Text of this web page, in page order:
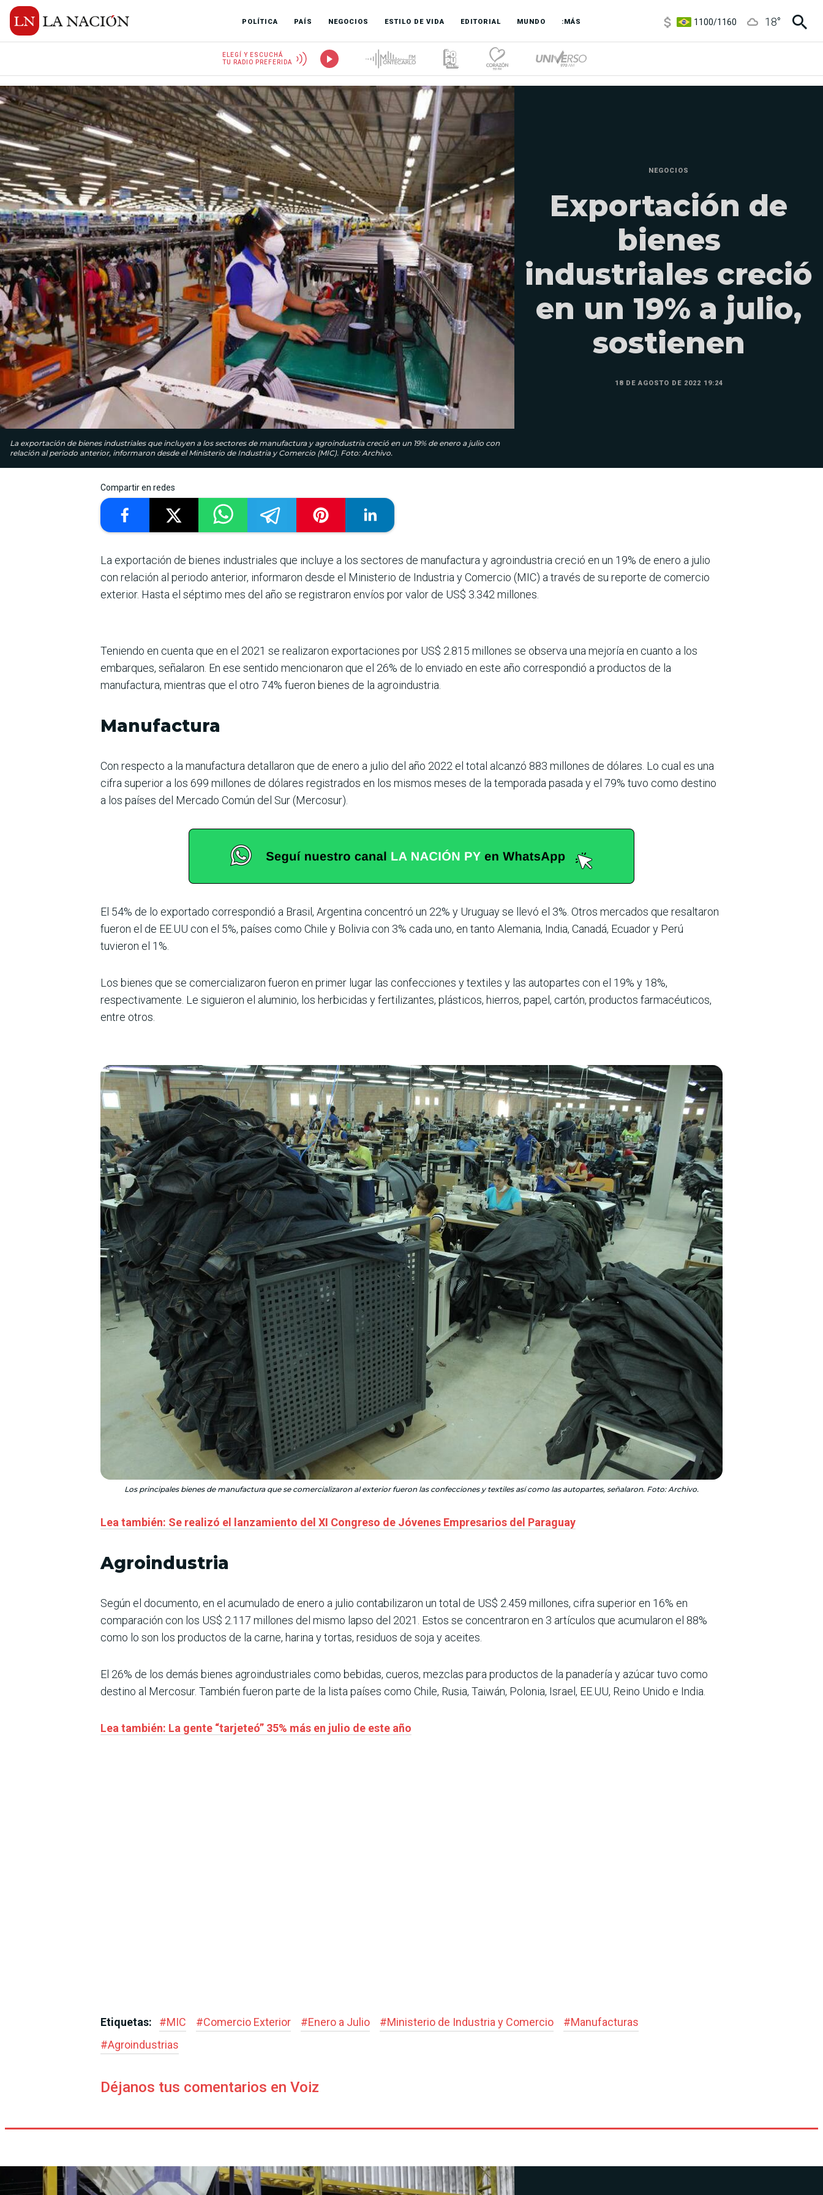
POLÍTICA PAÍS NEGOCIOS ESTILO DE VIDA EDITORIAL MUNDO :MÁS
3,8/4
18°
ELEGÍ Y ESCUCHÁ
TU RADIO PREFERIDA
La exportación de bienes industriales que incluyen a los sectores de manufactura y agroindustria creció en un 19% de enero a julio con
relación al periodo anterior, informaron desde el Ministerio de Industria y Comercio (MIC). Foto: Archivo.
NEGOCIOS
Exportación de
bienes
industriales creció
en un 19% a julio,
sostienen
18 DE AGOSTO DE 2022 19:24
Compartir en redes
La exportación de bienes industriales que incluye a los sectores de manufactura y agroindustria creció en un 19% de enero a julio
con relación al periodo anterior, informaron desde el Ministerio de Industria y Comercio (MIC) a través de su reporte de comercio
exterior. Hasta el séptimo mes del año se registraron envíos por valor de US$ 3.342 millones.
Teniendo en cuenta que en el 2021 se realizaron exportaciones por US$ 2.815 millones se observa una mejoría en cuanto a los
embarques, señalaron. En ese sentido mencionaron que el 26% de lo enviado en este año correspondió a productos de la
manufactura, mientras que el otro 74% fueron bienes de la agroindustria.
Manufactura
Con respecto a la manufactura detallaron que de enero a julio del año 2022 el total alcanzó 883 millones de dólares. Lo cual es una
cifra superior a los 699 millones de dólares registrados en los mismos meses de la temporada pasada y el 79% tuvo como destino
a los países del Mercado Común del Sur (Mercosur).
El 54% de lo exportado correspondió a Brasil, Argentina concentró un 22% y Uruguay se llevó el 3%. Otros mercados que resaltaron
fueron el de EE.UU con el 5%, países como Chile y Bolivia con 3% cada uno, en tanto Alemania, India, Canadá, Ecuador y Perú
tuvieron el 1%.
Los bienes que se comercializaron fueron en primer lugar las confecciones y textiles y las autopartes con el 19% y 18%,
respectivamente. Le siguieron el aluminio, los herbicidas y fertilizantes, plásticos, hierros, papel, cartón, productos farmacéuticos,
entre otros.
Los principales bienes de manufactura que se comercializaron al exterior fueron las confecciones y textiles así como las autopartes, señalaron. Foto: Archivo.
Lea también: Se realizó el lanzamiento del XI Congreso de Jóvenes Empresarios del Paraguay
Agroindustria
Según el documento, en el acumulado de enero a julio contabilizaron un total de US$ 2.459 millones, cifra superior en 16% en
comparación con los US$ 2.117 millones del mismo lapso del 2021. Estos se concentraron en 3 artículos que acumularon el 88%
como lo son los productos de la carne, harina y tortas, residuos de soja y aceites.
El 26% de los demás bienes agroindustriales como bebidas, cueros, mezclas para productos de la panadería y azúcar tuvo como
destino al Mercosur. También fueron parte de la lista países como Chile, Rusia, Taiwán, Polonia, Israel, EE.UU, Reino Unido e India.
Lea también: La gente “tarjeteó” 35% más en julio de este año
Etiquetas: #MIC #Comercio Exterior #Enero a Julio #Ministerio de Industria y Comercio #Manufacturas
#Agroindustrias
Déjanos tus comentarios en Voiz